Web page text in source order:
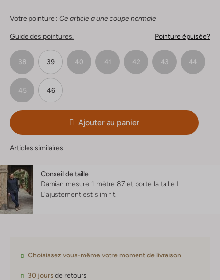
Votre pointure : Ce article a une coupe normale
Guide des pointures. Pointure épuisée?
38 39 40 41 42 43 44
45 46
Ajouter au panier
Articles similaires
Conseil de taille
Damian mesure 1 mètre 87 et porte la taille L.
L'ajustement est slim fit
Choisissez vous-même votre moment de livraison
30 jours de retours